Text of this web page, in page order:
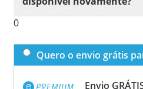
0
Quero o envio grátis
Envio